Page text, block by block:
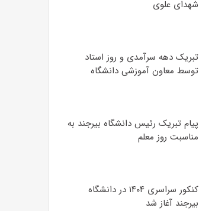
شهدای علوی
تبریک دهه سرآمدی و روز استاد
توسط معاون آموزشی دانشگاه
پیام تبریک رئیس دانشگاه بیرجند به
مناسبت روز معلم
کنکور سراسری ۱۴۰۴ در دانشگاه
بیرجند آغاز شد